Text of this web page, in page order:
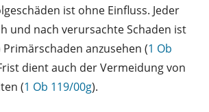
ist ohne Einfluss. Jeder
und nach verursachte Schaden ist
anzusehen (1 Ob
dient auch der Vermeidung von
(1 Ob 119/00g).